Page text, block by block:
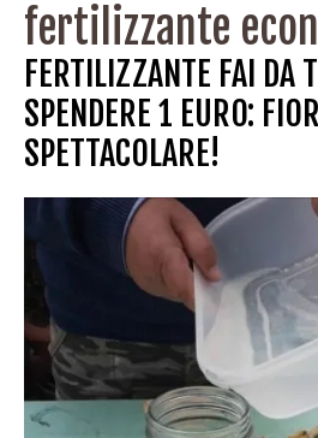
fertilizzante
FERTILIZZANTE FAI DA
SPENDERE 1 EURO:
SPETTACOLARE!